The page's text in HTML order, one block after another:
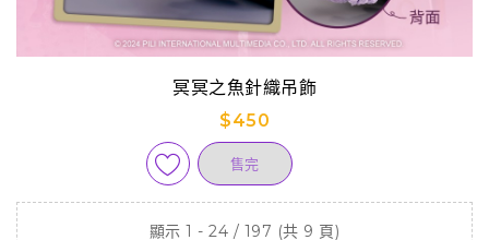
冥冥之魚針織吊飾
$450
售完
顯示 1 - 24 / 197 (共 9 頁)